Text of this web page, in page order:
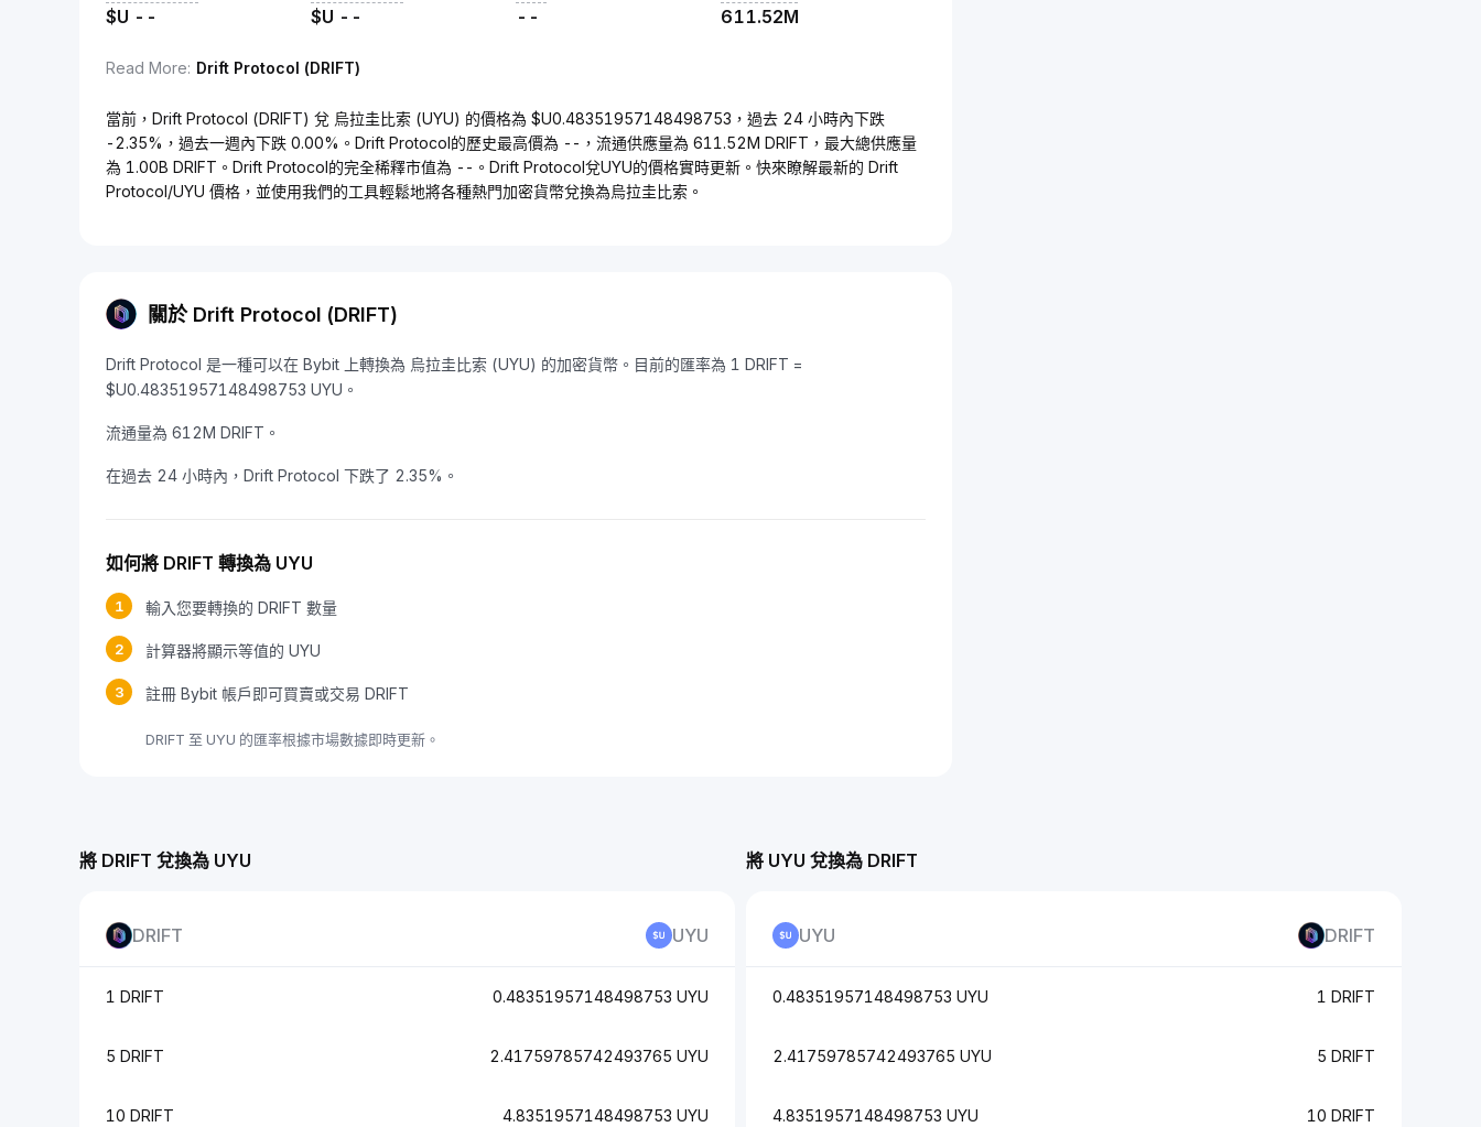
$U -- $U -- -- 611.52M
Read More: Drift Protocol (DRIFT)
當前，Drift Protocol (DRIFT) 兌 烏拉圭比索 (UYU) 的價格為 $U0.48351957148498753，過去 24 小時內下跌
-2.35%，過去一週內下跌 0.00%。Drift Protocol的歷史最高價為 --，流通供應量為 611.52M DRIFT，最大總供應量
為 1.00B DRIFT。Drift Protocol的完全稀釋市值為 --。Drift Protocol兌UYU的價格實時更新。快來瞭解最新的 Drift
Protocol/UYU 價格，並使用我們的工具輕鬆地將各種熱門加密貨幣兌換為烏拉圭比索。
關於 Drift Protocol (DRIFT)
Drift Protocol 是一種可以在 Bybit 上轉換為 烏拉圭比索 (UYU) 的加密貨幣。目前的匯率為 1 DRIFT =
$U0.48351957148498753 UYU。
流通量為 612M DRIFT。
在過去 24 小時內，Drift Protocol 下跌了 2.35%。
如何將 DRIFT 轉換為 UYU
1 輸入您要轉換的 DRIFT 數量
2 計算器將顯示等值的 UYU
3 註冊 Bybit 帳戶即可買賣或交易 DRIFT
DRIFT 至 UYU 的匯率根據市場數據即時更新。
將 DRIFT 兌換為 UYU
DRIFT UYU
1 DRIFT 0.48351957148498753 UYU
5 DRIFT 2.41759785742493765 UYU
10 DRIFT 4.8351957148498753 UYU
將 UYU 兌換為 DRIFT
UYU DRIFT
0.48351957148498753 UYU 1 DRIFT
2.41759785742493765 UYU 5 DRIFT
4.8351957148498753 UYU 10 DRIFT